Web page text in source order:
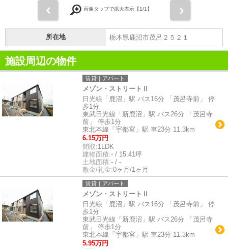
画像タップで拡大表示【1/1】
所在地 栃木県鹿沼市茂呂２５２１
施設周辺の物件
賃貸｜アパート
メゾン・ストリートⅡ
日光線「鹿沼」駅 バス16分 「茂呂寺前」 停
歩1分
東武日光線「新鹿沼」駅 バス26分 「茂呂寺
前」 停歩1分
東北本線「宇都宮」駅 車23分 11.3km
6.15万円
間取:1LDK
建物面積:- / 15.41坪
土地面積:- / -
敷金/礼金:0ヶ月/1ヶ月
賃貸｜アパート
メゾン・ストリートⅡ
日光線「鹿沼」駅 バス16分 「茂呂寺前」 停
歩1分
東武日光線「新鹿沼」駅 バス26分 「茂呂寺
前」 停歩1分
東北本線「宇都宮」駅 車23分 11.3km
5.95万円